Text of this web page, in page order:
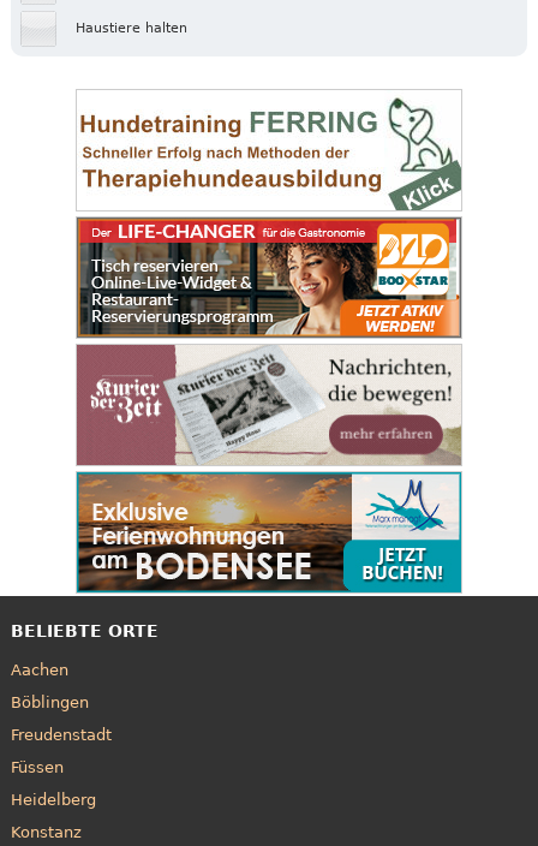
Haustiere halten
BELIEBTE ORTE
Aachen
Böblingen
Freudenstadt
Füssen
Heidelberg
Konstanz